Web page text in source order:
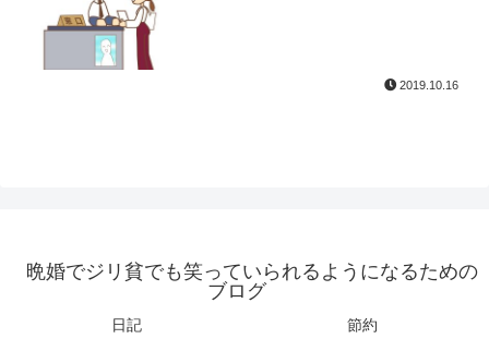
2019.10.16
晩婚でジリ貧でも笑っていられるようになるための
ブログ
日記
節約